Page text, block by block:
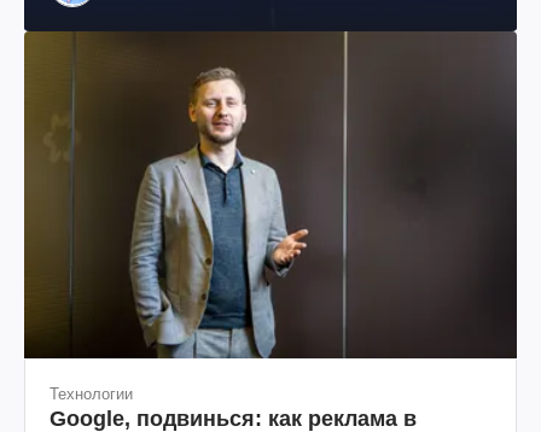
"ЮКОСа"
Технологии
Google, подвинься: как реклама в